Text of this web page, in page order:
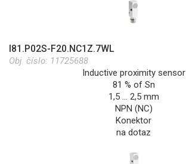
I81.P02S-F20.NC1Z.7WL
Obj. číslo: 11725688
Inductive proximity sensor
81 % of Sn
1,5 … 2,5 mm
NPN (NC)
Konektor
na dotaz